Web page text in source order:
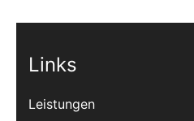
Links
Leistungen